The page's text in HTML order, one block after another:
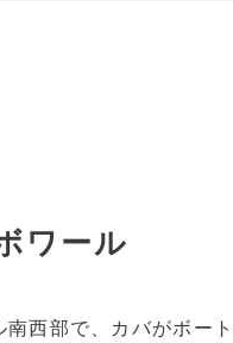
ワール
南西部で、カバがボート